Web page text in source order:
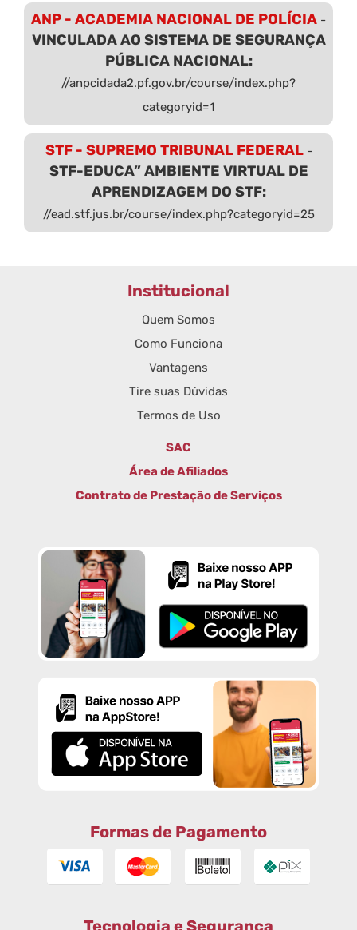
ANP - ACADEMIA NACIONAL DE POLÍCIA -
VINCULADA AO SISTEMA DE SEGURANÇA
PÚBLICA NACIONAL:
//anpcidada2.pf.gov.br/course/index.php?
categoryid=1
STF - SUPREMO TRIBUNAL FEDERAL-
STF-EDUCA” AMBIENTE VIRTUAL DE
APRENDIZAGEM DO STF:
//ead.stf.jus.br/course/index.php?categoryid=25
Institucional
Quem Somos
Como Funciona
Vantagens
Tire suas Dúvidas
Termos de Uso
SAC
Área de Afiliados
Contrato de Prestação de Serviços
Formas de Pagamento
Tecnologia e Segurança